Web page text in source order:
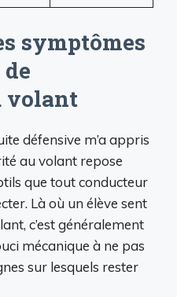
symptômes
volant
défensive m’a appris
au volant repose
que tout conducteur
Là où un élève sent
c’est généralement
mécanique à ne pas
sur lesquels rester